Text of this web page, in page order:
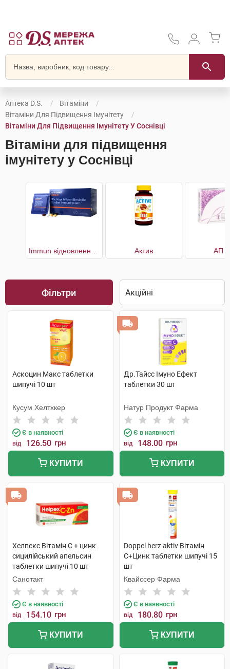
Аптека D.S.
Вітаміни
Вітаміни Для Підвищення Імунітету
Вітаміни Для Підвищення Імунітету У Соснівці
Вітаміни для підвищення
імунітету у Соснівці
Актив АП
Фільтри
Аскоцин Макс таблетки
шипучі 10 шт
Кусум Хелтхкер
Є в наявності
від 126.50 грн
КУПИТИ
Др.Тайсс Імуно Ефект
таблетки 30 шт
Натур Продукт Фарма
Є в наявності
від 148.00 грн
КУПИТИ
Хелпекс Вітамін С + цинк
сицилійський апельсин
таблетки шипучі 10 шт
Санотакт
Є в наявності
від 154.10 грн
КУПИТИ
Doppel herz aktiv Вітамін
С+Цинк таблетки шипучі 15
шт
Квайссер Фарма
Є в наявності
від 180.80 грн
КУПИТИ